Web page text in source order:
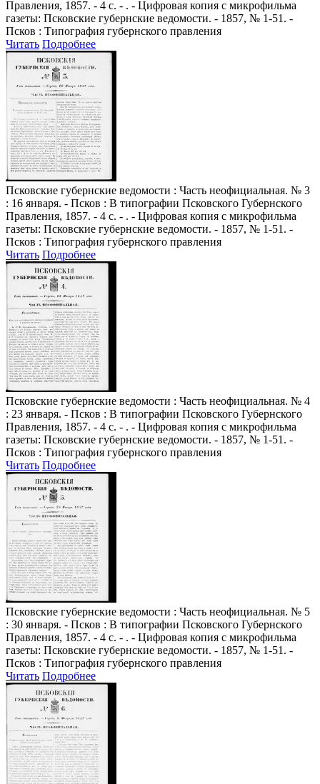
Правления, 1857. - 4 с. - . - Цифровая копия с микрофильма
газеты: Псковские губернские ведомости. - 1857, № 1-51. -
Псков : Типография губернского правления
Читать Подробнее
Псковские губернские ведомости : Часть неофициальная. № 3
: 16 января. - Псков : В типографии Псковского Губернского
Правления, 1857. - 4 с. - . - Цифровая копия с микрофильма
газеты: Псковские губернские ведомости. - 1857, № 1-51. -
Псков : Типография губернского правления
Читать Подробнее
Псковские губернские ведомости : Часть неофициальная. № 4
: 23 января. - Псков : В типографии Псковского Губернского
Правления, 1857. - 4 с. - . - Цифровая копия с микрофильма
газеты: Псковские губернские ведомости. - 1857, № 1-51. -
Псков : Типография губернского правления
Читать Подробнее
Псковские губернские ведомости : Часть неофициальная. № 5
: 30 января. - Псков : В типографии Псковского Губернского
Правления, 1857. - 4 с. - . - Цифровая копия с микрофильма
газеты: Псковские губернские ведомости. - 1857, № 1-51. -
Псков : Типография губернского правления
Читать Подробнее